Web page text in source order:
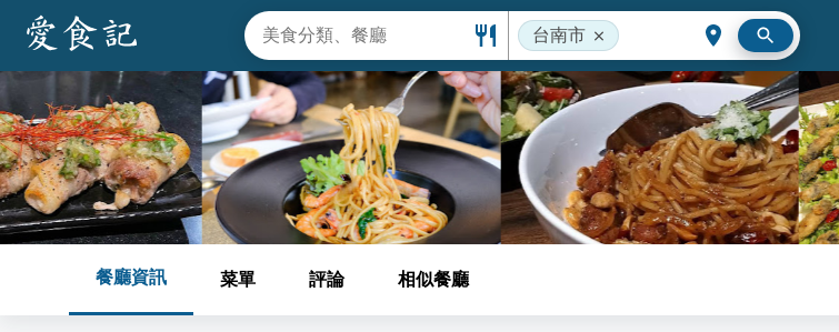
台南市
餐廳資訊 菜單 評論 相似餐廳